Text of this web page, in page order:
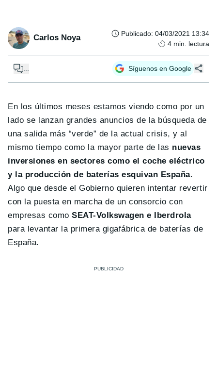
Carlos Noya Publicado: 04/03/2021 13:34
4 min. lectura
Síguenos en Google
En los últimos meses estamos viendo como por un
lado se lanzan grandes anuncios de la búsqueda de
una salida más “verde” de la actual crisis, y al
mismo tiempo como la mayor parte de las nuevas
inversiones en sectores como el coche eléctrico
y la producción de baterías esquivan España.
Algo que desde el Gobierno quieren intentar revertir
con la puesta en marcha de un consorcio con
empresas comoSEAT-Volkswagen e Iberdrola
para levantar la primera gigafábrica de baterías de
España.